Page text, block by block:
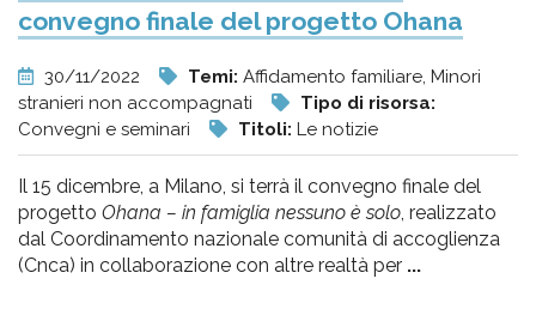
convegno finale del progetto Ohana
30/11/2022 Temi: Affidamento familiare, Minori
stranieri non accompagnati
Tipo di risorsa:
Convegni e seminari
Titoli: Le notizie
Il 15 dicembre, a Milano, si terrà il convegno finale del
progetto Ohana – in famiglia nessuno è solo, realizzato
dal Coordinamento nazionale comunità di accoglienza
(Cnca) in collaborazione con altre realtà per ...